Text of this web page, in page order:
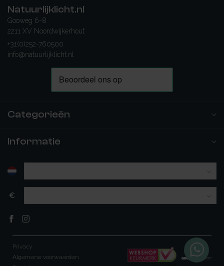
Natuurlijklicht.nl
Gooweg 6-8
2211 XV Noordwijkerhout
+31(0)252-760500
info@natuurlijklicht.nl
Categorieën
Informatie
€
Privacy
Algemene voorwaarden